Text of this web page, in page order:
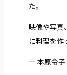
た。
映像や写真
に料理を作
― 本原令子